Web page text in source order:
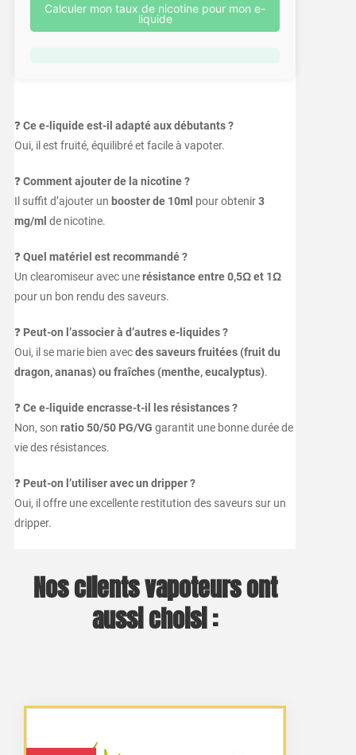
Calculer mon taux de nicotine pour mon e-
liquide
❓Ce e-liquide est-il adapté aux débutants ?
Oui, il est fruité, équilibré et facile à vapoter.
❓Comment ajouter de la nicotine ?
Il suffit d’ajouter un booster de 10ml pour obtenir3
mg/ml de nicotine.
❓Quel matériel est recommandé ?
Un clearomiseur avec unerésistance entre 0,5Ω et 1Ω
pour un bon rendu des saveurs.
❓ Peut-on l’associer à d’autres e-liquides ?
Oui, il se marie bien avecdes saveurs fruitées (fruit du
dragon, ananas) ou fraîches (menthe, eucalyptus).
❓Ce e-liquide encrasse-t-il les résistances ?
Non, son ratio 50/50 PG/VG garantit une bonne durée de
vie des résistances.
❓ Peut-on l’utiliser avec un dripper ?
Oui, il offre une excellente restitution des saveurs sur un
dripper.
Nos clients vapoteurs ont
aussi choisi :